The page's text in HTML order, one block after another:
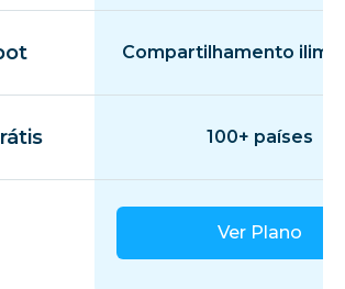
Compartilhamento
100+ países
Ver Plano